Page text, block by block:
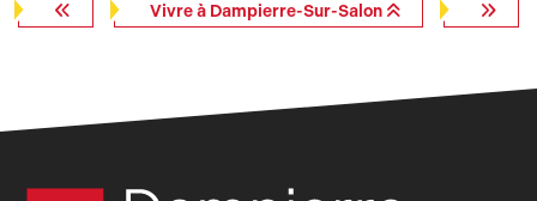
Vivre à Dampierre-Sur-Salon